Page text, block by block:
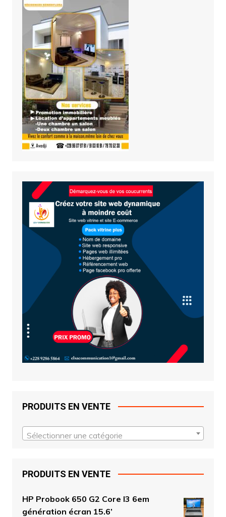
PRODUITS EN VENTE
Sélectionner une catégorie
PRODUITS EN VENTE
HP Probook 650 G2 Core I3 6em
génération écran 15.6’